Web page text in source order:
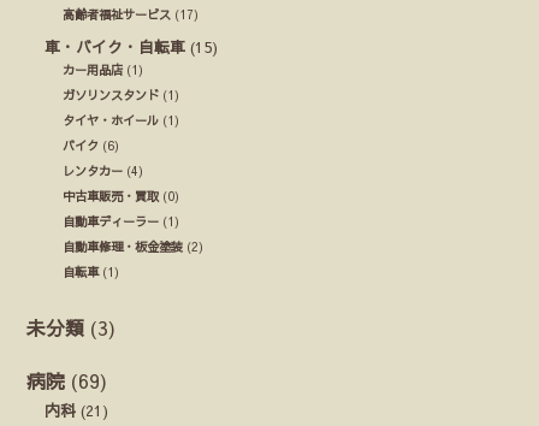
高齢者福祉サービス (17)
車・バイク・自転車 (15)
カー用品店 (1)
ガソリンスタンド (1)
タイヤ・ホイール (1)
バイク (6)
レンタカー (4)
中古車販売・買取 (0)
自動車ディーラー (1)
自動車修理・板金塗装 (2)
自転車(1)
未分類 (3)
病院 (69)
内科 (21)